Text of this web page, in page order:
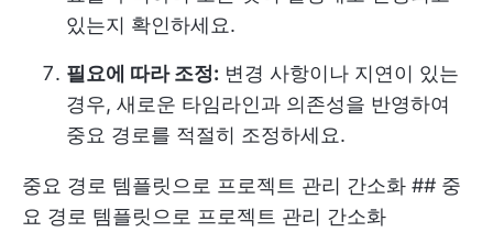
있는지 확인하세요.
필요에 따라 조정: 변경 사항이나 지연이 있는
경우, 새로운 타임라인과 의존성을 반영하여
중요 경로를 적절히 조정하세요.
중요 경로 템플릿으로 프로젝트 관리 간소화 ## 중
요 경로 템플릿으로 프로젝트 관리 간소화